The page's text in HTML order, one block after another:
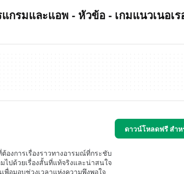
กรมและแอพ - หัวข้อ - เกมแนวเนอเร
ดาวน์โหลดฟรี สำ
องการเรื่องราวทางอารมณ์ที่กระชับ
ปด้วยเรื่องสั้นที่แท้จริงและน่าสนใจ
อมอบช่วงเวลาแห่งความพึงพอใจ